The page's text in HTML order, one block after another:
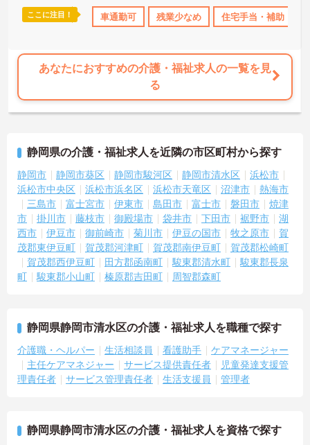
産休･育休･介護休暇取得実績あり 高収入 社会保険完備
ここに注目！ 車通勤可 残業少なめ 住宅手当・補助
あなたにおすすめの介護・福祉求人の一覧を見
る
静岡県の介護・福祉求人を近隣の市区町村から探す
静岡市 静岡市葵区 静岡市駿河区 静岡市清水区
浜松市
浜松市中央区
浜松市浜名区 浜松市天竜区 沼津市
熱海市
三島市
富士宮市 伊東市 島田市 富士市 磐田市
焼津
市
掛川市 藤枝市 御殿場市 袋井市 下田市 裾野市
湖
西市
伊豆市 御前崎市 菊川市 伊豆の国市 牧之原市
賀
茂郡東伊豆町
賀茂郡河津町 賀茂郡南伊豆町
賀茂郡松崎町
賀茂郡西伊豆町
田方郡函南町 駿東郡清水町
駿東郡長泉
町
駿東郡小山町 榛原郡吉田町 周智郡森町
静岡県静岡市清水区の介護・福祉求人を職種で探す
介護職・ヘルパー 生活相談員 看護助手
ケアマネージャー
主任ケアマネジャー
サービス提供責任者
児童発達支援管
理責任者
サービス管理責任者 生活支援員 管理者
静岡県静岡市清水区の介護・福祉求人を資格で探す